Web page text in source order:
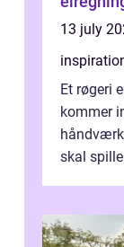
13 july
Et røgeri
kommer
skal